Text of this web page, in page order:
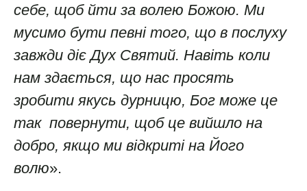
себе, щоб йти за волею Божою. Ми
мусимо бути певні того, що в послуху
завжди діє Дух Святий. Навіть коли
нам здається, що нас просять
зробити якусь дурницю, Бог може це
так повернути, щоб це вийшло на
добро, якщо ми відкриті на Його
волю».